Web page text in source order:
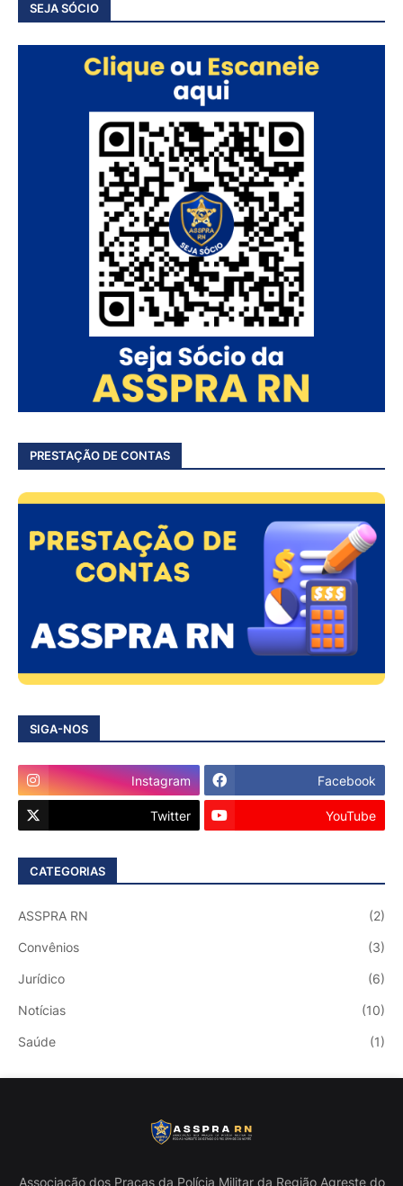
SEJA SÓCIO
PRESTAÇÃO DE CONTAS
SIGA-NOS
Instagram Facebook
Twitter YouTube
CATEGORIAS
ASSPRA RN (2)
Convênios (3)
Jurídico (6)
Notícias (10)
Saúde (1)
Associação dos Praças da Polícia Militar da Região Agreste do